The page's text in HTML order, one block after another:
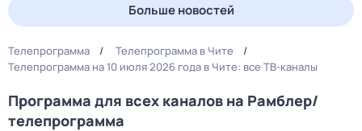
Больше новостей
Телепрограмма
Телепрограмма в Чите
Телепрограмма на 10 июля 2026 года в Чите: все ТВ-каналы
Программа для всех каналов на Рамблер/
телепрограмма